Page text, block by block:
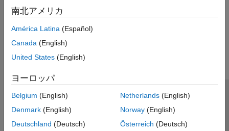
南北アメリカ
América Latina (Español)
Canada (English)
United States (English)
ヨーロッパ
Belgium (English)
Denmark (English)
Deutschland (Deutsch)
Netherlands(English)
Norway(English)
Österreich (Deutsch)
トラストセンター
プライバシー ポリシー
違法コピー防止
アプリケーション ステータス
© 1994-2026 The MathWorks, Inc.